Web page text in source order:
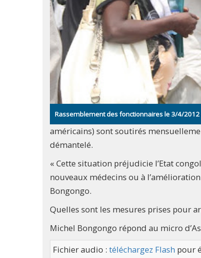
Rassemblement des fonctionnaires le 3/4/2012
américains) sont soutirés
démantelé.
« Cette situation préjudicie l’Etat
nouveaux médecins ou à
Bongongo.
Quelles sont les mesures prises pour
Michel Bongongo répond au micro
Fichier audio : téléchargez Flash pour